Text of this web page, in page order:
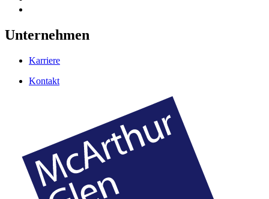
Unternehmen
Karriere
Kontakt